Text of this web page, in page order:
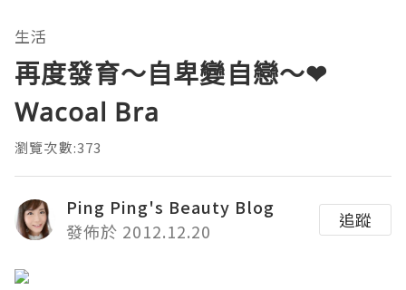
生活
再度發育～自卑變自戀～❤
Wacoal Bra
瀏覽次數:373
Ping Ping's Beauty Blog
發佈於 2012.12.20
追蹤